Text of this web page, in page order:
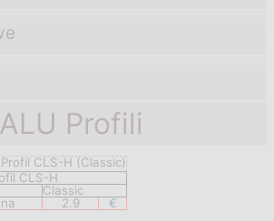
ALU Profili
CLS-H
Classic
2.9 €